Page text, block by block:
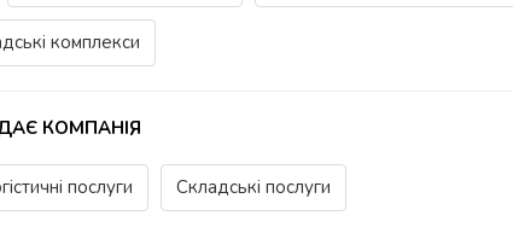
комплекси
КОМПАНІЯ
послуги Складські послуги